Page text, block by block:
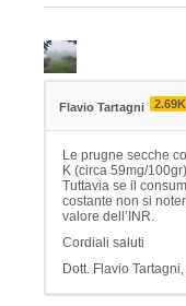
Flavio Tartagni 2.69K
Le prugne secche
K (circa 59mg/
Tuttavia se il
costante non si
valore dell’INR.
Cordiali saluti
Dott. Flavio